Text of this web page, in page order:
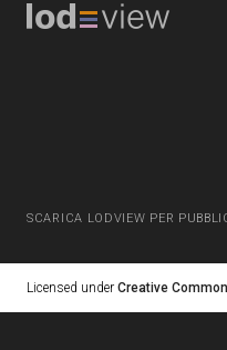
SCARICA LODVIEW PER
Licensed under Creative